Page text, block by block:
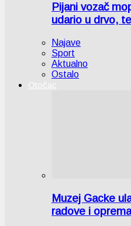
Pijani vozač
udario u drvo,
Najave
Sport
Aktualno
Ostalo
Otočac
Muzej Gacke
radove i